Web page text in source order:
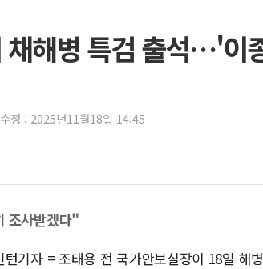
채해병 특검 출석…'이
정 : 2025년11월18일 14:45
조사받겠다"
기자 = 조태용 전 국가안보실장이 18일 해